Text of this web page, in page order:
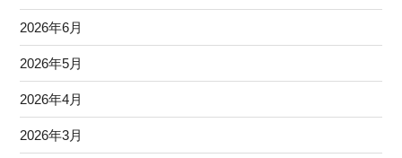
2026年6月
2026年5月
2026年4月
2026年3月